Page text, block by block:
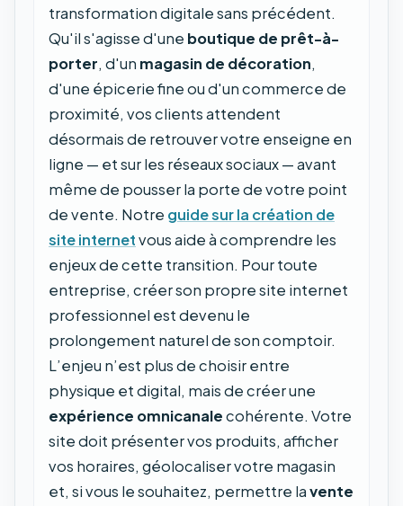
transformation digitale sans précédent.
Qu'il s'agisse d'une boutique de prêt-à-
porter, d'un magasin de décoration,
d'une épicerie fine ou d'un commerce de
proximité, vos clients attendent
désormais de retrouver votre enseigne en
ligne — et sur les réseaux sociaux — avant
même de pousser la porte de votre point
de vente. Notre guide sur la création de
site internetvous aide à comprendre les
enjeux de cette transition. Pour toute
entreprise, créer son propre site internet
professionnel est devenu le
prolongement naturel de son comptoir.
L’enjeu n’est plus de choisir entre
physique et digital, mais de créer une
expérience omnicanalecohérente. Votre
site doit présenter vos produits, afficher
vos horaires, géolocaliser votre magasin
et, si vous le souhaitez, permettre lavente